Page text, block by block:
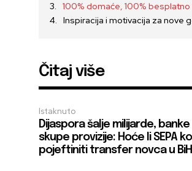
100% domaće, 100% besplatno
Inspiracija i motivacija za nove
Čitaj više
Istaknuto
Dijaspora šalje milijarde,
skupe provizije: Hoće li SEPA
pojeftiniti transfer novca u